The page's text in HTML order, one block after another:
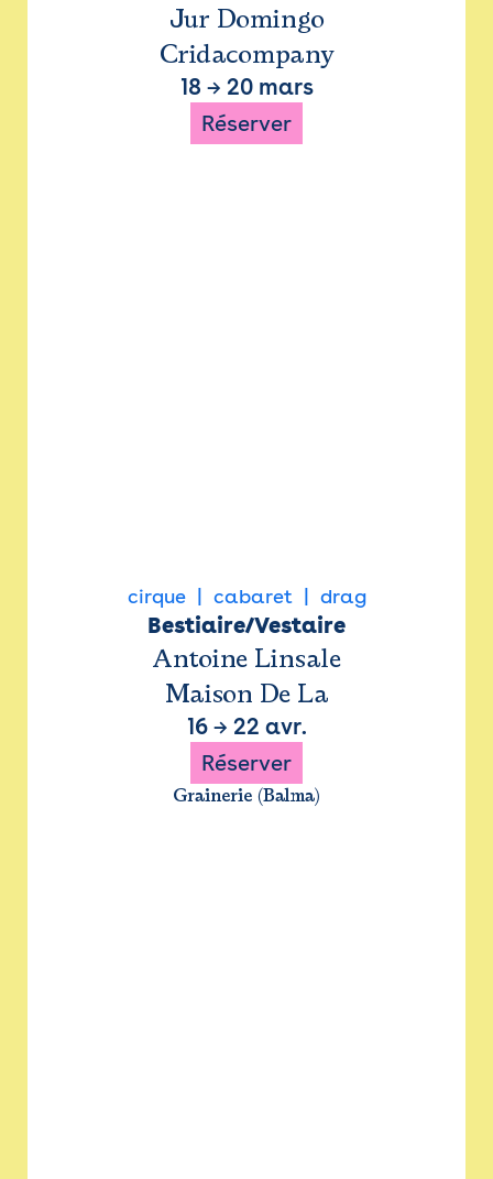
Jur Domingo
Cridacompany
18 → 20 mars
Réserver
cirque cabaret drag
Bestiaire/Vestaire
Antoine Linsale
Maison De La
16→ 22 avr.
Réserver
Grainerie (Balma)